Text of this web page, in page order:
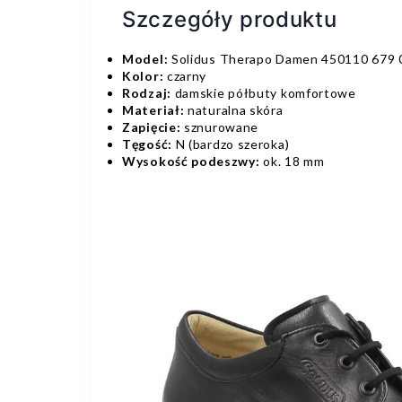
Szczegóły produktu
Model: Solidus Therapo Damen 450110 679
Kolor: czarny
Rodzaj: damskie półbuty komfortowe
Materiał: naturalna skóra
Zapięcie: sznurowane
Tęgość: N (bardzo szeroka)
Wysokość podeszwy: ok. 18 mm